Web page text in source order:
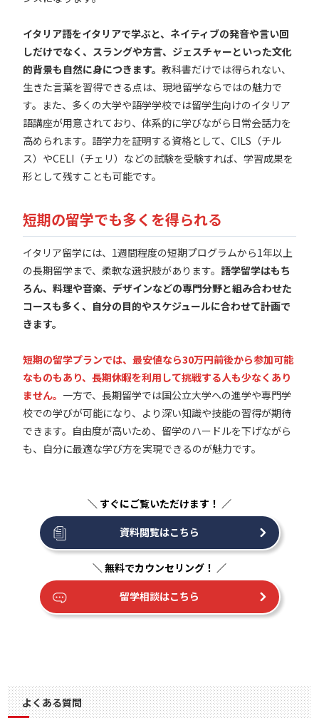
イタリア語をイタリアで学ぶと、ネイティブの発音や言い回
しだけでなく、スラングや方言、ジェスチャーといった文化
的背景も自然に身につきます。教科書だけでは得られない、
生きた言葉を習得できる点は、現地留学ならではの魅力で
す。また、多くの大学や語学学校では留学生向けのイタリア
語講座が用意されており、体系的に学びながら日常会話力を
高められます。語学力を証明する資格として、CILS（チル
ス）やCELI（チェリ）などの試験を受験すれば、学習成果を
形として残すことも可能です。
短期の留学でも多くを得られる
イタリア留学には、1週間程度の短期プログラムから1年以上
の長期留学まで、柔軟な選択肢があります。語学留学はもち
ろん、料理や音楽、デザインなどの専門分野と組み合わせた
コースも多く、自分の目的やスケジュールに合わせて計画で
きます。
短期の留学プランでは、最安値なら30万円前後から参加可能
なものもあり、長期休暇を利用して挑戦する人も少なくあり
ません。 一方で、長期留学では国公立大学への進学や専門学
校での学びが可能になり、より深い知識や技能の習得が期待
できます。自由度が高いため、留学のハードルを下げながら
も、自分に最適な学び方を実現できるのが魅力です。
資料閲覧はこちら
留学相談はこちら
よくある質問